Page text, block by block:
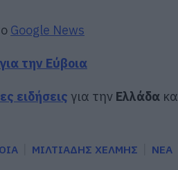
Google News
την Εύβοια
ειδήσεις για την Ελλάδα
ΜΙΛΤΙΑΔΗΣ ΧΕΛΜΗΣ ΝΕΑ